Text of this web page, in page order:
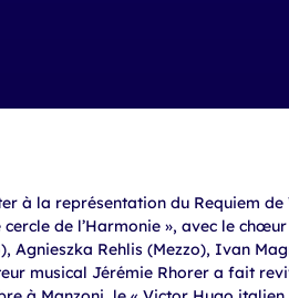
à la représentation du Requiem de
de l’Harmonie », avec le
Agnieszka Rehlis (Mezzo), Ivan
musical Jérémie Rhorer a fait